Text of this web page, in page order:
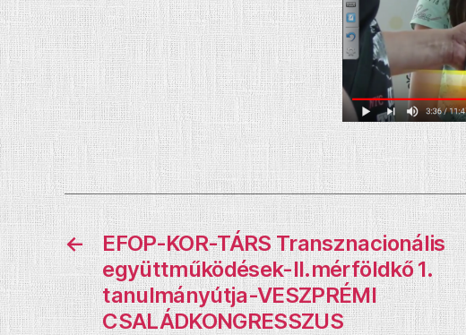
←
EFOP-KOR-TÁRS Transznacionális
együttműködések-II.mérföldkő 1.
tanulmányútja-VESZPRÉMI
CSALÁDKONGRESSZUS